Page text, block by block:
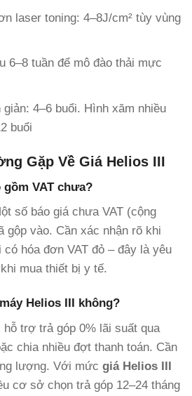
laser toning: 4–8J/cm² tùy vùng
6–8 tuần để mô đào thải mực
4–6 buổi. Hình xăm nhiều
buổi
Gặp Về Giá Helios III
VAT chưa?
số báo giá chưa VAT (cộng
gộp vào. Cần xác nhận rõ khi
có hóa đơn VAT đỏ – đây là yêu
mua thiết bị y tế.
Helios III không?
hỗ trợ trả góp 0% lãi suất qua
chia nhiều đợt thanh toán. Cần
lượng. Với mức giá Helios III
cơ sở chọn trả góp 12–24 tháng